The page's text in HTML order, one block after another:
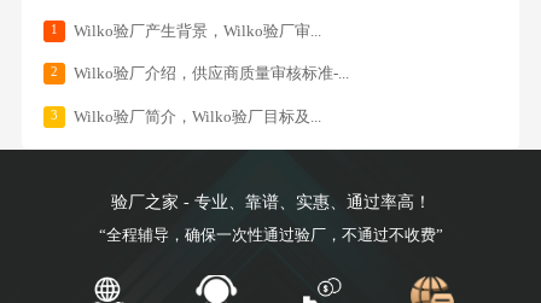
1 Wilko验厂产生背景，Wilko验厂审...
2 Wilko验厂介绍，供应商质量审核标准-...
3 Wilko验厂简介，Wilko验厂目标及...
验厂之家 - 专业、靠谱、实惠、通过率高！
“全程辅导，确保一次性通过验厂，不通过不收费”